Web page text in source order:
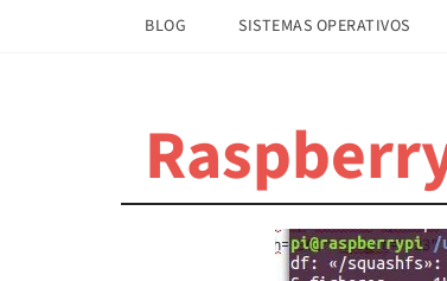
BLOG SISTEMAS OPERATIVOS